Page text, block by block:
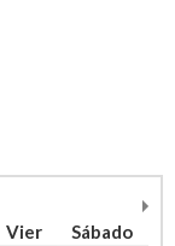
Vier
Sábado